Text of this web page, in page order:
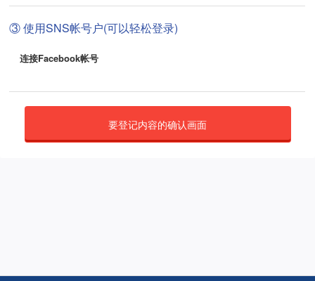
③ 使用SNS帐号户(可以轻松登录)
连接Facebook帐号